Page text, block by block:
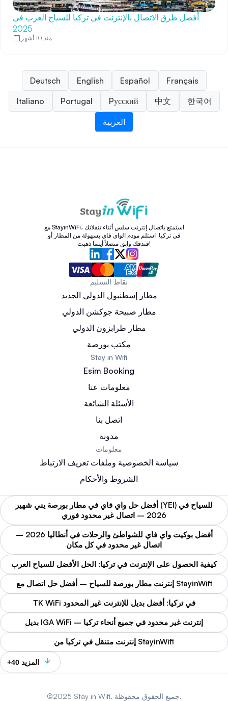
أفضل طرق الاتصال بالإنترنت في تركيا للسياح العرب في
2025
منذ 10 أشهر
Deutsch English Español
Français
Italiano
Portugal Pусский 中文 한국어
العربية
مع StayinWiFi، استمتع باتصال إنترنت سلس أثناء تنقلاتك
في تركيا. استلم مودم الواي فاي بسهولة من المطار أو
فندقك وابق متصلاً أينما ذهبت!
نقاط التسليم
مطار إسطنبول الدولي الجديد
مطار صبيحة جوكشن الدولي
مطار طرابزون الدولي
مكتب بورصة
Stay in Wifi
Esim Booking
معلومات عنا
الأسئلة الشائعة
اتصل بنا
مدونة
معلومات
سياسة الخصوصية وملفات تعريف الارتباط
الشروط والأحكام
أفضل حل واي فاي في مطار بورصة يني شهير (YEI) للسياح في
2026 – اتصال غير محدود فوري
أفضل بوكيت واي فاي للشواطئ والرحلات في أنطاليا 2026 –
اتصال غير محدود في كل مكان
كيفية الحصول على الإنترنت في تركيا: الحل الأفضل للسياح العرب
إنترنت مطار بورصة للسياح – أفضل حل اتصال مع StayinWifi
TK WiFi في تركيا: أفضل بديل للإنترنت غير المحدود
بديل IGA WiFi – إنترنت غير محدود في جميع أنحاء تركيا
إنترنت متنقل في تركيا من StayinWifi
+40 المزيد
©2025 Stay in Wifi. جميع الحقوق محفوظة.